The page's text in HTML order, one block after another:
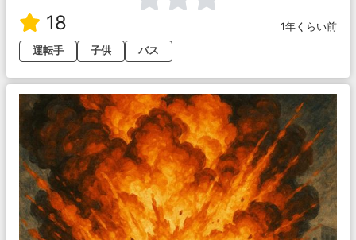
18
1年くらい前
運転手
子供 バス